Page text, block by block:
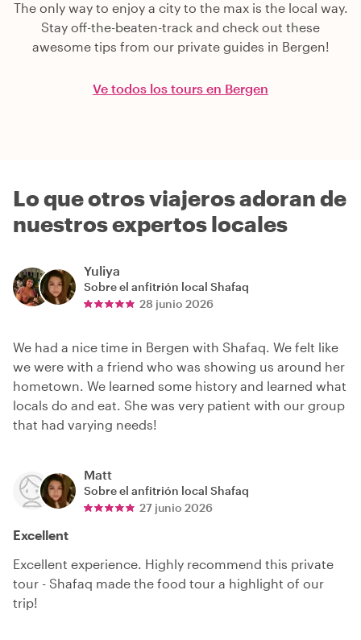
The only way to enjoy a city to the max is the local way.
Stay off-the-beaten-track and check out these
awesome tips from our private guides in Bergen!
Ve todos los tours en Bergen
Lo que otros viajeros adoran de
nuestros expertos locales
Yuliya
Sobre el anfitrión local Shafaq
28 junio 2026
We had a nice time in Bergen with Shafaq. We felt like
we were with a friend who was showing us around her
hometown. We learned some history and learned what
locals do and eat. She was very patient with our group
that had varying needs!
Matt
Sobre el anfitrión local Shafaq
27 junio 2026
Excellent
Excellent experience. Highly recommend this private
tour - Shafaq made the food tour a highlight of our
trip!